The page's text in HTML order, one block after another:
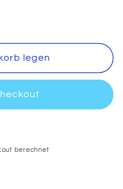
legen
berechnet